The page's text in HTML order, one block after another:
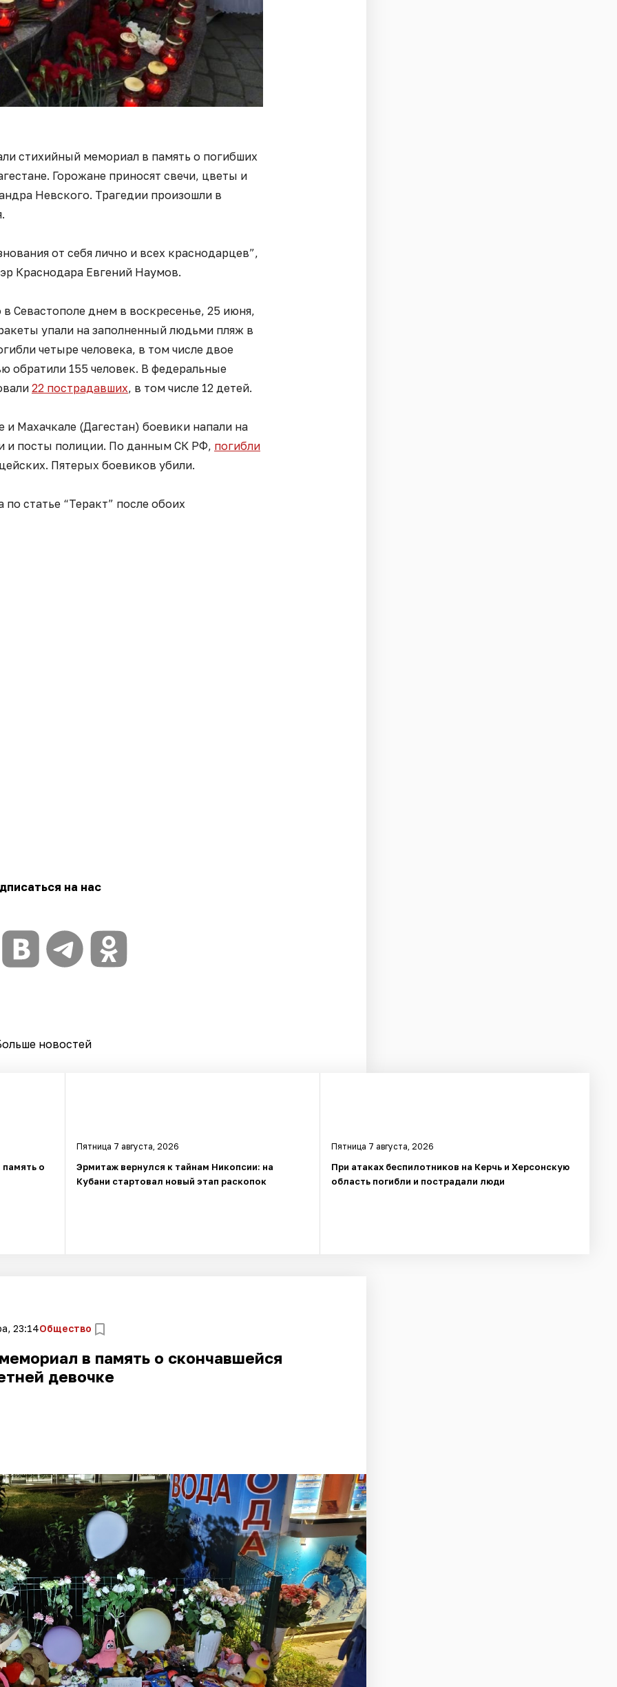
стихийный мемориал в память о погибших
Горожане приносят свечи, цветы и
Невского. Трагедии произошли в
от себя лично и всех краснодарцев”,
Краснодара Евгений Наумов.
Севастополе днем в воскресенье, 25 июня,
упали на заполненный людьми пляж в
четыре человека, в том числе двое
обратили 155 человек. В федеральные
22 пострадавших, в том числе 12 детей.
Махачкале (Дагестан) боевики напали на
и посты полиции. По данным СК РФ, погибли
Пятерых боевиков убили.
статье “Теракт” после обоих
на нас
новостей
о
Пятница 7 августа, 2026
Эрмитаж вернулся к тайнам Никопсии: на
Кубани стартовал новый этап раскопок
Пятница 7 августа, 2026
При атаках беспилотников на Керчь и Херсонскую
область погибли и пострадали люди
23:14Общество
в память о скончавшейся
девочке